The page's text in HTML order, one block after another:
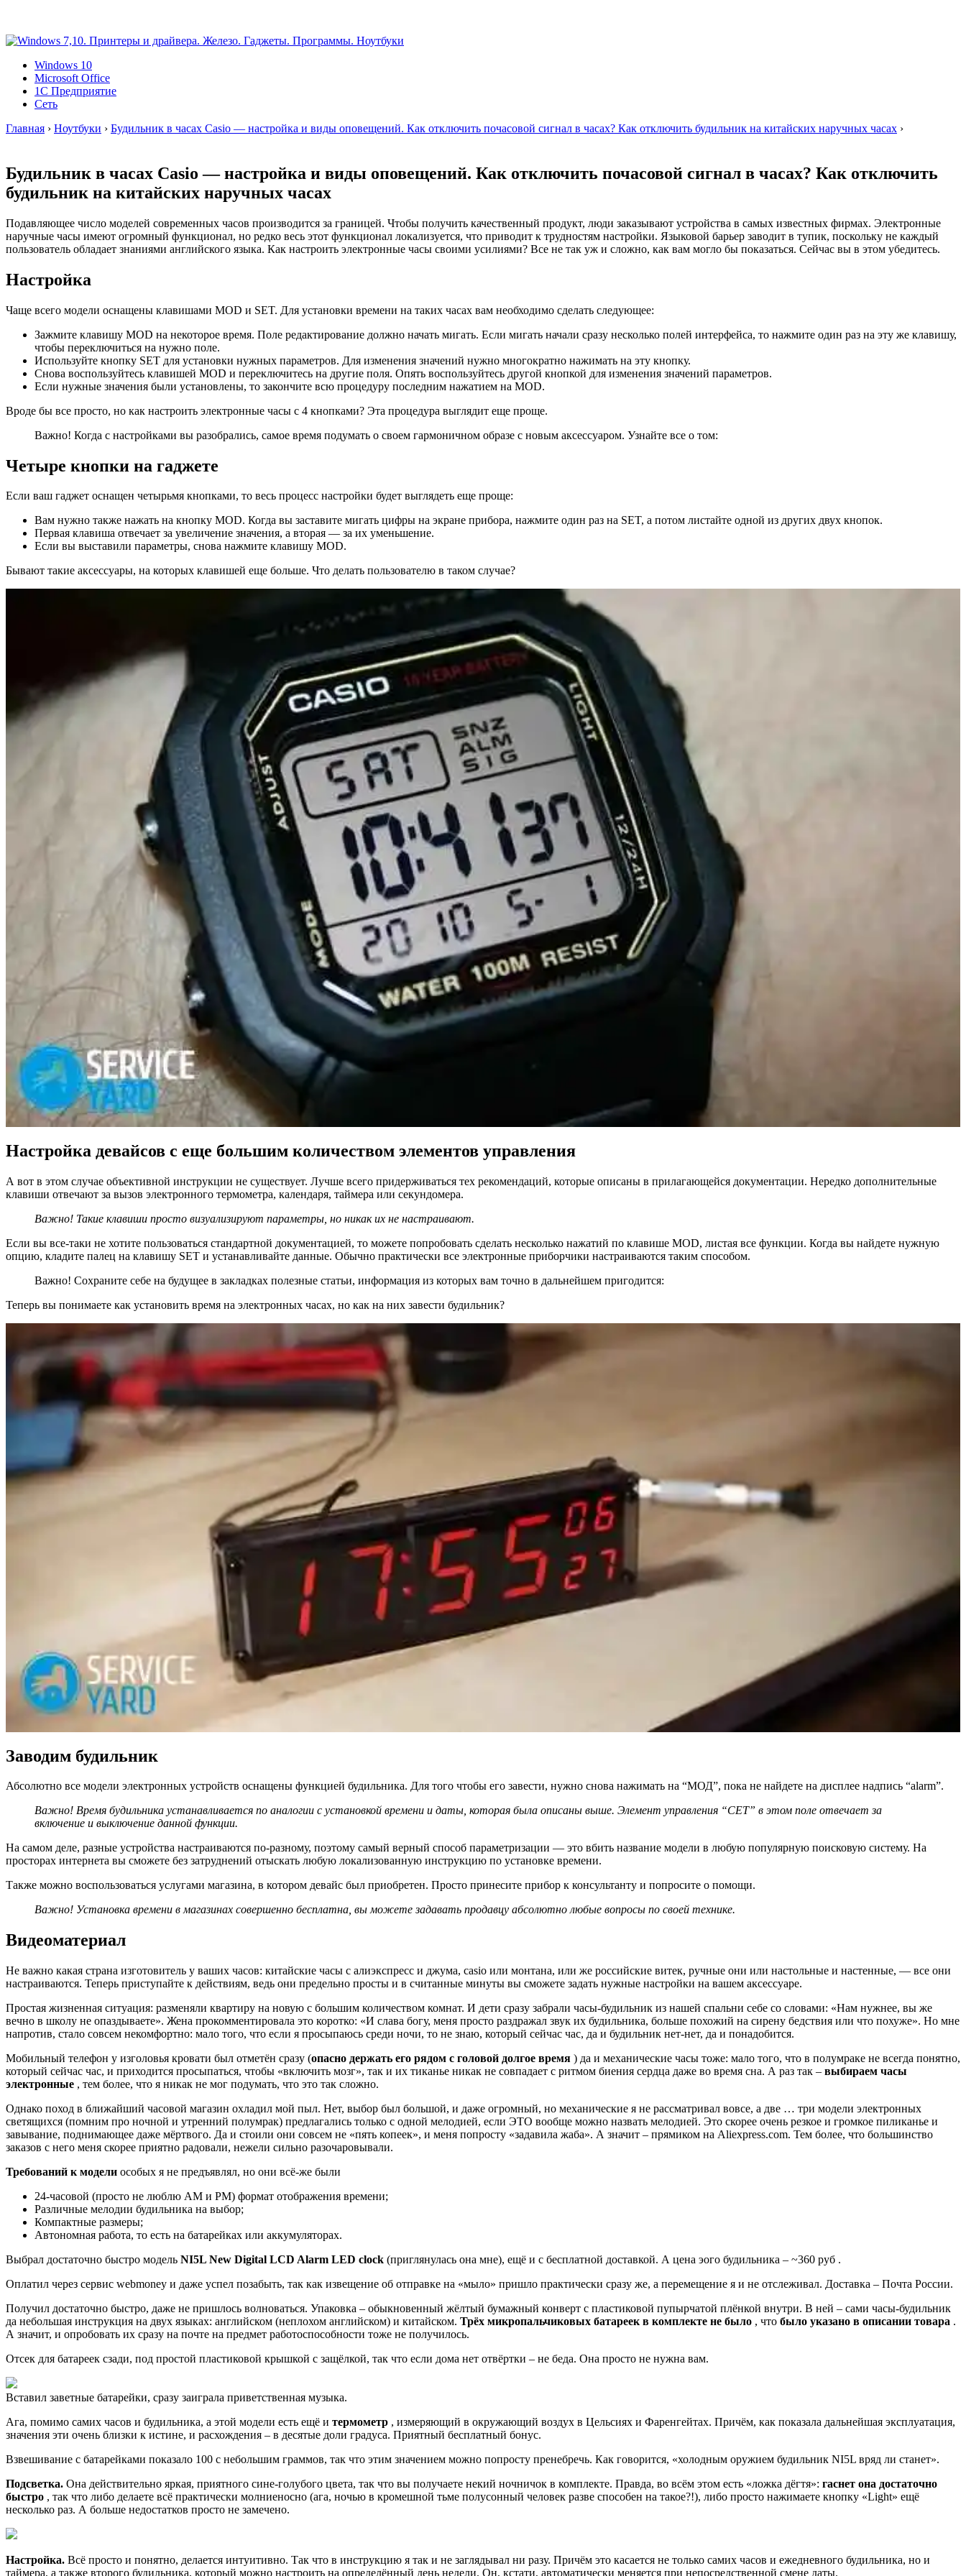
Windows 10
Microsoft Office
1C Предприятие
Сеть
Главная › Ноутбуки › Будильник в часах Casio — настройка и виды оповещений. Как отключить почасовой сигнал в часах? Как отключить будильник на китайских наручных часах ›
Будильник в часах Casio — настройка и виды оповещений. Как отключить почасовой сигнал в часах? Как отключить
будильник на китайских наручных часах
Подавляющее число моделей современных часов производится за границей. Чтобы получить качественный продукт, люди заказывают устройства в самых известных фирмах. Электронные
наручные часы имеют огромный функционал, но редко весь этот функционал локализуется, что приводит к трудностям настройки. Языковой барьер заводит в тупик, поскольку не каждый
пользователь обладает знаниями английского языка. Как настроить электронные часы своими усилиями? Все не так уж и сложно, как вам могло бы показаться. Сейчас вы в этом убедитесь.
Настройка
Чаще всего модели оснащены клавишами MOD и SET. Для установки времени на таких часах вам необходимо сделать следующее:
Зажмите клавишу MOD на некоторое время. Поле редактирование должно начать мигать. Если мигать начали сразу несколько полей интерфейса, то нажмите один раз на эту же клавишу,
чтобы переключиться на нужно поле.
Используйте кнопку SET для установки нужных параметров. Для изменения значений нужно многократно нажимать на эту кнопку.
Снова воспользуйтесь клавишей MOD и переключитесь на другие поля. Опять воспользуйтесь другой кнопкой для изменения значений параметров.
Если нужные значения были установлены, то закончите всю процедуру последним нажатием на MOD.
Вроде бы все просто, но как настроить электронные часы с 4 кнопками? Эта процедура выглядит еще проще.
Важно! Когда с настройками вы разобрались, самое время подумать о своем гармоничном образе с новым аксессуаром. Узнайте все о том:
Четыре кнопки на гаджете
Если ваш гаджет оснащен четырьмя кнопками, то весь процесс настройки будет выглядеть еще проще:
Вам нужно также нажать на кнопку MOD. Когда вы заставите мигать цифры на экране прибора, нажмите один раз на SET, а потом листайте одной из других двух кнопок.
Первая клавиша отвечает за увеличение значения, а вторая — за их уменьшение.
Если вы выставили параметры, снова нажмите клавишу MOD.
Бывают такие аксессуары, на которых клавишей еще больше. Что делать пользователю в таком случае?
Настройка девайсов с еще большим количеством элементов управления
А вот в этом случае объективной инструкции не существует. Лучше всего придерживаться тех рекомендаций, которые описаны в прилагающейся документации. Нередко дополнительные
клавиши отвечают за вызов электронного термометра, календаря, таймера или секундомера.
Важно! Такие клавиши просто визуализируют параметры, но никак их не настраивают.
Если вы все-таки не хотите пользоваться стандартной документацией, то можете попробовать сделать несколько нажатий по клавише MOD, листая все функции. Когда вы найдете нужную
опцию, кладите палец на клавишу SET и устанавливайте данные. Обычно практически все электронные приборчики настраиваются таким способом.
Важно! Сохраните себе на будущее в закладках полезные статьи, информация из которых вам точно в дальнейшем пригодится:
Теперь вы понимаете как установить время на электронных часах, но как на них завести будильник?
Заводим будильник
Абсолютно все модели электронных устройств оснащены функцией будильника. Для того чтобы его завести, нужно снова нажимать на “МОД”, пока не найдете на дисплее надпись “alarm”.
Важно! Время будильника устанавливается по аналогии с установкой времени и даты, которая была описаны выше. Элемент управления “СЕТ” в этом поле отвечает за
включение и выключение данной функции.
На самом деле, разные устройства настраиваются по-разному, поэтому самый верный способ параметризации — это вбить название модели в любую популярную поисковую систему. На
просторах интернета вы сможете без затруднений отыскать любую локализованную инструкцию по установке времени.
Также можно воспользоваться услугами магазина, в котором девайс был приобретен. Просто принесите прибор к консультанту и попросите о помощи.
Важно! Установка времени в магазинах совершенно бесплатна, вы можете задавать продавцу абсолютно любые вопросы по своей технике.
Видеоматериал
Не важно какая страна изготовитель у ваших часов: китайские часы с алиэкспресс и джума, casio или монтана, или же российские витек, ручные они или настольные и настенные, — все они
настраиваются. Теперь приступайте к действиям, ведь они предельно просты и в считанные минуты вы сможете задать нужные настройки на вашем аксессуаре.
Простая жизненная ситуация: разменяли квартиру на новую с большим количеством комнат. И дети сразу забрали часы-будильник из нашей спальни себе со словами: «Нам нужнее, вы же
вечно в школу не опаздываете». Жена прокомментировала это коротко: «И слава богу, меня просто раздражал звук их будильника, больше похожий на сирену бедствия или что похуже». Но мне
напротив, стало совсем некомфортно: мало того, что если я просыпаюсь среди ночи, то не знаю, который сейчас час, да и будильник нет-нет, да и понадобится.
Мобильный телефон у изголовья кровати был отметён сразу (опасно держать его рядом с головой долгое время ) да и механические часы тоже: мало того, что в полумраке не всегда понятно,
который сейчас час, и приходится просыпаться, чтобы «включить мозг», так и их тиканье никак не совпадает с ритмом биения сердца даже во время сна. А раз так – выбираем часы
электронные , тем более, что я никак не мог подумать, что это так сложно.
Однако поход в ближайший часовой магазин охладил мой пыл. Нет, выбор был большой, и даже огромный, но механические я не рассматривал вовсе, а две … три модели электронных
светящихся (помним про ночной и утренний полумрак) предлагались только с одной мелодией, если ЭТО вообще можно назвать мелодией. Это скорее очень резкое и громкое пиликанье и
завывание, поднимающее даже мёртвого. Да и стоили они совсем не «пять копеек», и меня попросту «задавила жаба». А значит – прямиком на Aliexpress.com. Тем более, что большинство
заказов с него меня скорее приятно радовали, нежели сильно разочаровывали.
Требований к модели особых я не предъявлял, но они всё-же были
24-часовой (просто не люблю AM и PM) формат отображения времени;
Различные мелодии будильника на выбор;
Компактные размеры;
Автономная работа, то есть на батарейках или аккумуляторах.
Выбрал достаточно быстро модель NI5L New Digital LCD Alarm LED clock (приглянулась она мне), ещё и с бесплатной доставкой. А цена эого будильника – ~360 руб .
Оплатил через сервис webmoney и даже успел позабыть, так как извещение об отправке на «мыло» пришло практически сразу же, а перемещение я и не отслеживал. Доставка – Почта России.
Получил достаточно быстро, даже не пришлось волноваться. Упаковка – обыкновенный жёлтый бумажный конверт с пластиковой пупырчатой плёнкой внутри. В ней – сами часы-будильник
да небольшая инструкция на двух языках: английском (неплохом английском) и китайском. Трёх микропальчиковых батареек в комплекте не было , что было указано в описании товара .
А значит, и опробовать их сразу на почте на предмет работоспособности тоже не получилось.
Отсек для батареек сзади, под простой пластиковой крышкой с защёлкой, так что если дома нет отвёртки – не беда. Она просто не нужна вам.
Вставил заветные батарейки, сразу заиграла приветственная музыка.
Ага, помимо самих часов и будильника, a этой модели есть ещё и термометр , измеряющий в окружающий воздух в Цельсиях и Фаренгейтах. Причём, как показала дальнейшая эксплуатация,
значения эти очень близки к истине, и расхождения – в десятые доли градуса. Приятный бесплатный бонус.
Взвешивание с батарейками показало 100 с небольшим граммов, так что этим значением можно попросту пренебречь. Как говорится, «холодным оружием будильник NI5L вряд ли станет».
Подсветка. Она действительно яркая, приятного сине-голубого цвета, так что вы получаете некий ночничок в комплекте. Правда, во всём этом есть «ложка дёгтя»: гаснет она достаточно
быстро , так что либо делаете всё практически молниеносно (ага, ночью в кромешной тьме полусонный человек разве способен на такое?!), либо просто нажимаете кнопку «Light» ещё
несколько раз. А больше недостатков просто не замечено.
Настройка. Всё просто и понятно, делается интуитивно. Так что в инструкцию я так и не заглядывал ни разу. Причём это касается не только самих часов и ежедневного будильника, но и
таймера, а также второго будильника, который можно настроить на определённый день недели. Он, кстати, автоматически меняется при непосредственной смене даты.